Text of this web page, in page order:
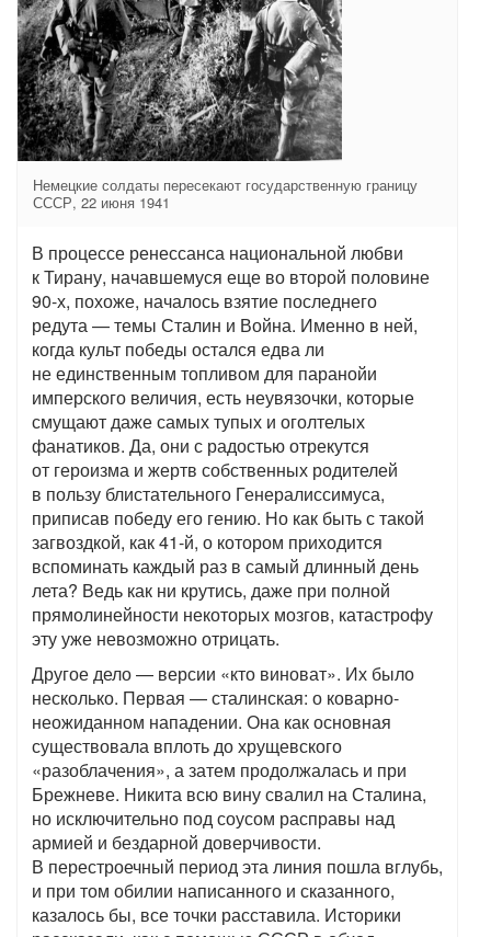
Немецкие солдаты пересекают государственную границу
СССР, 22 июня 1941
В процессе ренессанса национальной любви
к Тирану, начавшемуся еще во второй половине
90-х, похоже, началось взятие последнего
редута — темы Сталин и Война. Именно в ней,
когда культ победы остался едва ли
не единственным топливом для паранойи
имперского величия, есть неувязочки, которые
смущают даже самых тупых и оголтелых
фанатиков. Да, они с радостью отрекутся
от героизма и жертв собственных родителей
в пользу блистательного Генералиссимуса,
приписав победу его гению. Но как быть с такой
загвоздкой, как 41-й, о котором приходится
вспоминать каждый раз в самый длинный день
лета? Ведь как ни крутись, даже при полной
прямолинейности некоторых мозгов, катастрофу
эту уже невозможно отрицать.
Другое дело — версии «кто виноват». Их было
несколько. Первая — сталинская: о коварно-
неожиданном нападении. Она как основная
существовала вплоть до хрущевского
«разоблачения», а затем продолжалась и при
Брежневе. Никита всю вину свалил на Сталина,
но исключительно под соусом расправы над
армией и бездарной доверчивости.
В перестроечный период эта линия пошла вглубь,
и при том обилии написанного и сказанного,
казалось бы, все точки расставила. Историки